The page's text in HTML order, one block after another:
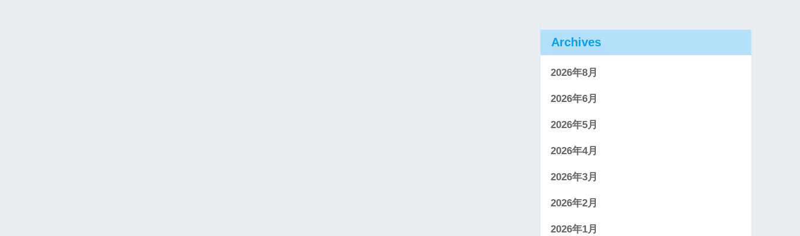
Archives
2026年8月
2026年6月
2026年5月
2026年4月
2026年3月
2026年2月
2026年1月